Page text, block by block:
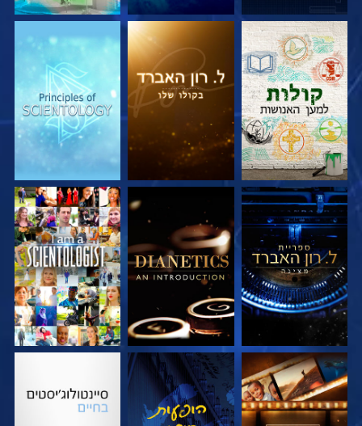
בדוק את הסדרה בדוק את הסדרה בדוק את הסדרה
בדוק את הסדרה בדוק את הסדרה צפה
בדוק את הסדרה צפה בדוק את הסדרה